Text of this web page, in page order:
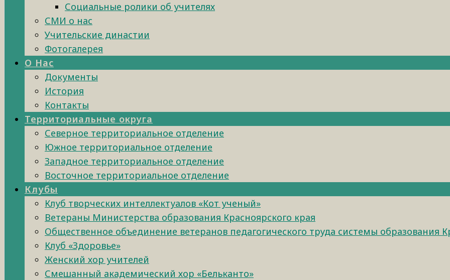
Социальные ролики об учителях
СМИ о нас
Учительские династии
Фотогалерея
О Нас
Документы
История
Контакты
Территориальные округа
Северное территориальное отделение
Южное территориальное отделение
Западное территориальное отделение
Восточное территориальное отделение
Клубы
Клуб творческих интеллектуалов «Кот ученый»
Ветераны Министерства образования Красноярского края
Общественное объединение ветеранов педагогического труда системы образования
Клуб «Здоровье»
Женский хор учителей
Смешанный академический хор «Бельканто»